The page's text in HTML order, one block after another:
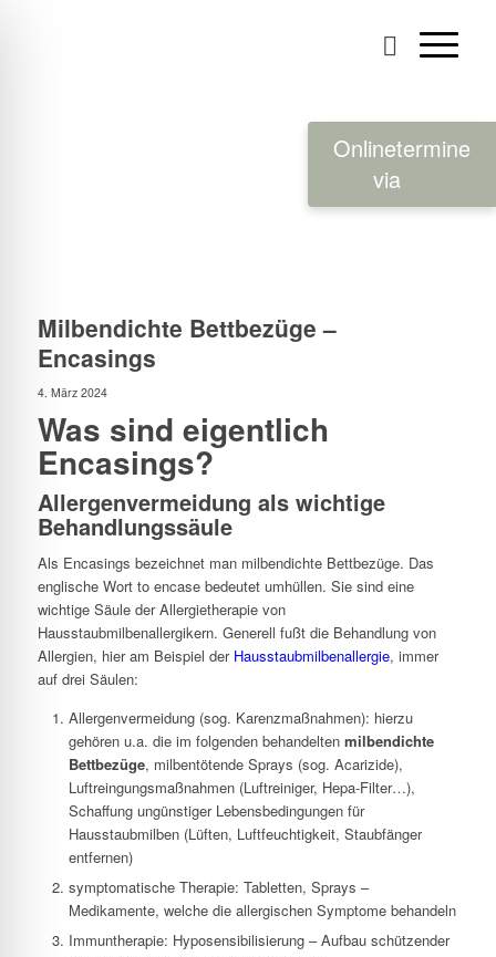
Milbendichte Bettbezüge –
Encasings
4. März 2024
Was sind eigentlich
Encasings?
Allergenvermeidung als wichtige
Behandlungssäule
Als Encasings bezeichnet man milbendichte Bettbezüge. Das
englische Wort to encase bedeutet umhüllen. Sie sind eine
wichtige Säule der Allergietherapie von
Hausstaubmilbenallergikern. Generell fußt die Behandlung von
Allergien, hier am Beispiel der Hausstaubmilbenallergie, immer
auf drei Säulen:
Allergenvermeidung (sog. Karenzmaßnahmen): hierzu
gehören u.a. die im folgenden behandelten milbendichte
Bettbezüge, milbentötende Sprays (sog. Acarizide),
Luftreingungsmaßnahmen (Luftreiniger, Hepa-Filter…),
Schaffung ungünstiger Lebensbedingungen für
Hausstaubmilben (Lüften, Luftfeuchtigkeit, Staubfänger
entfernen)
symptomatische Therapie: Tabletten, Sprays –
Medikamente, welche die allergischen Symptome behandeln
Immuntherapie: Hyposensibilisierung – Aufbau schützender
Onlinetermine
via